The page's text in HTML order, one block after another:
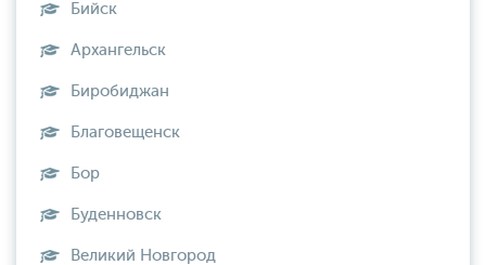
Бийск
Архангельск
Биробиджан
Благовещенск
Бор
Буденновск
Великий Новгород